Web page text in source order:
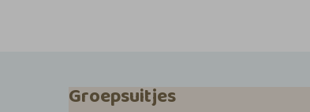
Groepsuitjes